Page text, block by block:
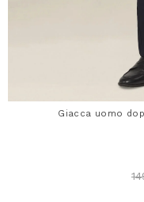
Giacca uomo